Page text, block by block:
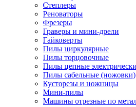
Степлеры
Реноваторы
Фрезеры
Граверы и мини-дрели
Гайковерты
Пилы циркулярные
Пилы торцовочные
Пилы цепные
Пилы сабельные (ножовки)
Кусторезы и ножницы
Мини-пилы
Машины отрезные по